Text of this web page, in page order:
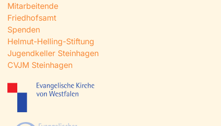
Mitarbeitende
Friedhofsamt
Spenden
Helmut-Helling-Stiftung
Jugendkeller Steinhagen
CVJM Steinhagen